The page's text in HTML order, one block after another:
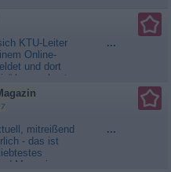
KTU-Leiter
Online-
und dort
kennenlernt,
er schon bald in
sein wird.
die Leiche
gefunden, der
mit einem
Stuttgart
...
mitreißend
- das ist
Magazin.
...